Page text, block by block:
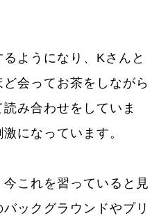
ようになり、Kさんと
会ってお茶をしながら
み合わせをしていま
になっています。
これを習っていると見
ックグラウンドやプリ